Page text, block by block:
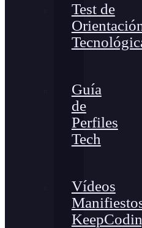
Test de
Guía
de
Perfiles
Tech
Vídeos